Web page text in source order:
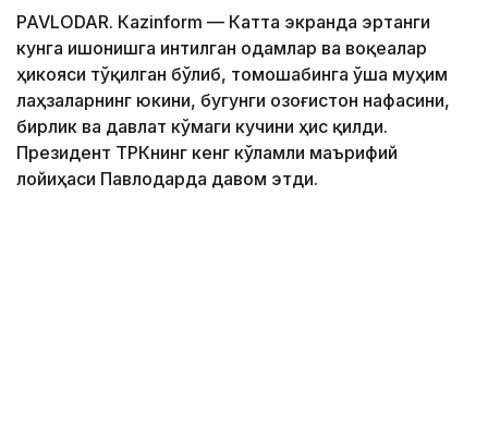
PAVLODAR. Кazinform — Катта экранда эртанги
кунга ишонишга интилган одамлар ва воқеалар
ҳикояси тўқилган бўлиб, томошабинга ўша муҳим
лаҳзаларнинг юкини, бугунги Қозоғистон нафасини,
бирлик ва давлат кўмаги кучини ҳис қилди.
Президент ТРКнинг кенг кўламли маърифий
лойиҳаси Павлодарда давом этди.